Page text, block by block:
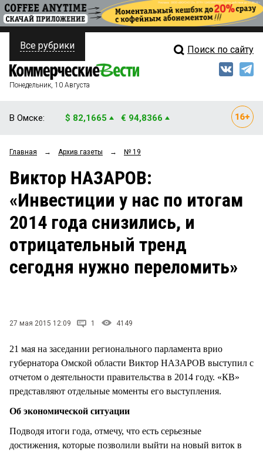
ПОЛИТИКА
ФИНАНСЫ
ОБЩЕСТВО
ЗАКОН
НОВОСТИ КОМПАНИЙ
СТИЛЬ ЖИЗНИ
Свежий выпуск
Блоги
Архив
Все рубрики Поиск по сайту
Понедельник, 10 Августа
В Омске: $ 82,1665 € 94,8366
Главная → Архив газеты → № 19
Виктор НАЗАРОВ:
«Инвестиции у нас по итогам
2014 года снизились, и
отрицательный тренд
сегодня нужно переломить»
27 мая 2015 12:09 1 4149
21 мая на заседании регионального парламента врио
губернатора Омской области Виктор НАЗАРОВ выступил с
отчетом о деятельности правительства в 2014 году. «КВ»
представляют отдельные моменты его выступления.
Об экономической ситуации
Подводя итоги года, отмечу, что есть серьезные
достижения, которые позволили выйти на новый виток в